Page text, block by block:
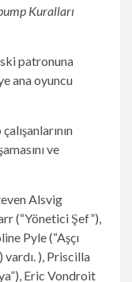
Kuralları
patronuna
ana oyuncu
ve
Alsvig
(“Yönetici Şef”),
Pyle (“Aşçı
vardı. ), Priscilla
Eric Vondroit